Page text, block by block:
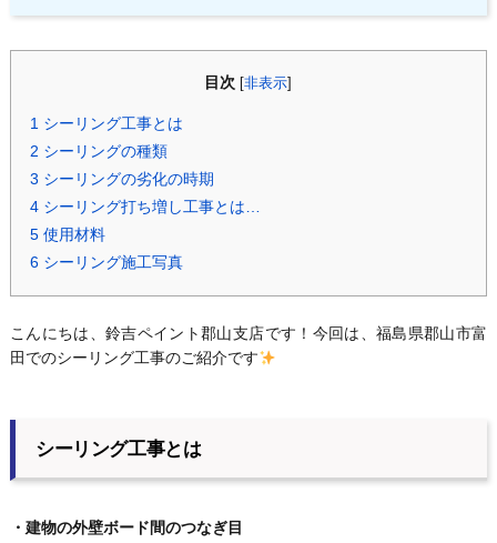
目次 [非表示
1 シーリング工事とは
2 シーリングの種類
3 シーリングの劣化の時期
4シーリング打ち増し工事とは…
5使用材料
6シーリング施工写真
こんにちは、鈴吉ペイント郡山支店です！今回は、福島県郡山市富
田でのシーリング工事のご紹介です
シーリング工事とは
・建物の外壁ボード間のつなぎ目